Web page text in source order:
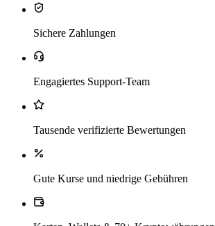
Sichere Zahlungen
Engagiertes Support-Team
Tausende verifizierte Bewertungen
Gute Kurse und niedrige Gebühren